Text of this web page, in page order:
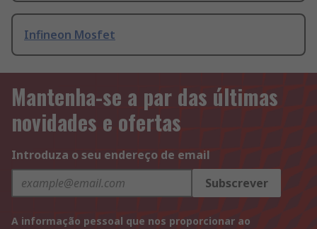
Infineon Mosfet
Mantenha-se a par das últimas
novidades e ofertas
Introduza o seu endereço de email
Subscrever
A informação pessoal que nos proporcionar ao